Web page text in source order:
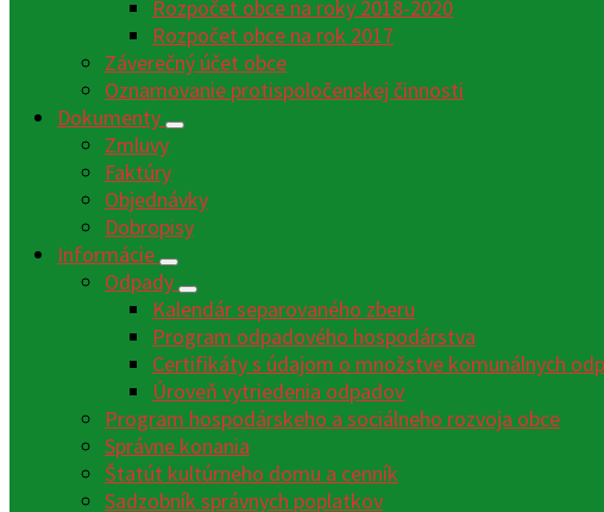
Rozpočet obce na roky 2018-2020
Rozpočet obce na rok 2017
Záverečný účet obce
Oznamovanie protispoločenskej činnosti
Dokumenty
Zmluvy
Faktúry
Objednávky
Dobropisy
Informácie
Odpady
Kalendár separovaného zberu
Program odpadového hospodárstva
Certifikáty s údajom o množstve komunálnych
Úroveň vytriedenia odpadov
Program hospodárskeho a sociálneho rozvoja obce
Správne konania
Štatút kultúrneho domu a cenník
Sadzobník správnych poplatkov